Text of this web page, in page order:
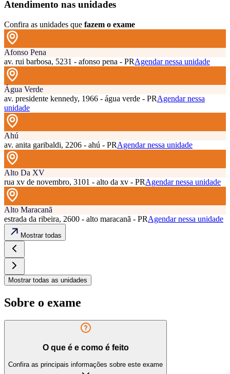
Atendimento nas unidades
Confira as unidades que fazem o exame
Afonso Pena
av. rui barbosa, 5231 - afonso pena - PRAgendar nessa unidade
Água Verde
av. presidente kennedy, 1966 - água verde - PRAgendar nessa
unidade
Ahú
av. anita garibaldi, 2206 - ahú - PRAgendar nessa unidade
Alto Da XV
rua xv de novembro, 3101 - alto da xv - PRAgendar nessa unidade
Alto Maracanã
estrada da ribeira, 2600 - alto maracanã - PRAgendar nessa unidade
Mostrar todas
Mostrar todas as unidades
Sobre o exame
O que é e como é feito
Confira as principais informações sobre este exame